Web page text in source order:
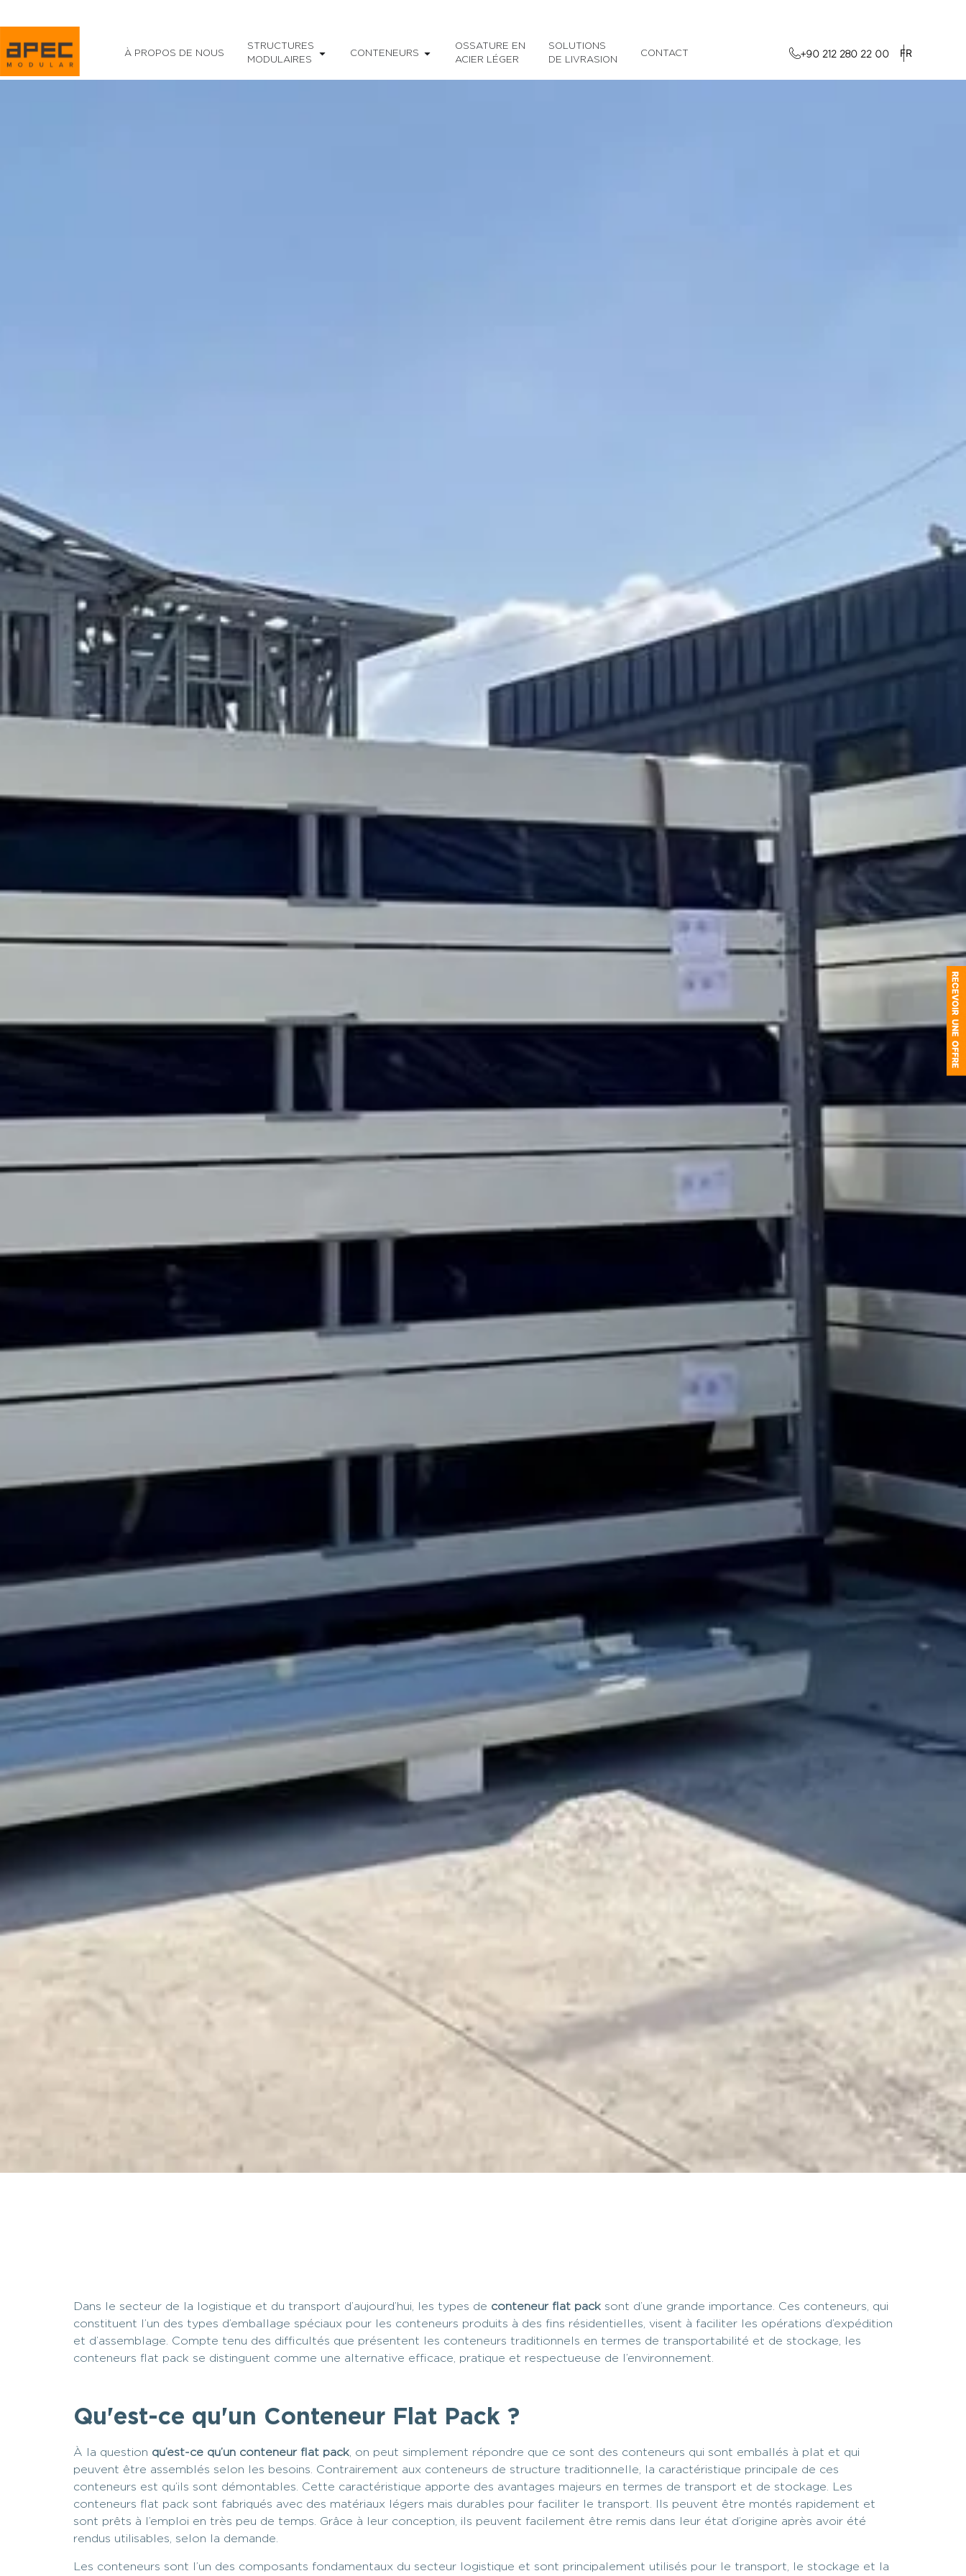
+90 212 280 22 00 FR
À PROPOS DE NOUS
STRUCTURES
MODULAIRES
CONTENEURS
OSSATURE EN
ACIER LÉGER
SOLUTIONS
DE LIVRASION
CONTACT
Dans le secteur de la logistique et du transport d’aujourd’hui, les types de conteneur flat pack sont d’une grande importance. Ces conteneurs, qui
constituent l’un des types d’emballage spéciaux pour les conteneurs produits à des fins résidentielles, visent à faciliter les opérations d’expédition
et d’assemblage. Compte tenu des difficultés que présentent les conteneurs traditionnels en termes de transportabilité et de stockage, les
conteneurs flat pack se distinguent comme une alternative efficace, pratique et respectueuse de l’environnement.
Qu'est-ce qu'un Conteneur Flat Pack ?
À la question qu’est-ce qu’un conteneur flat pack, on peut simplement répondre que ce sont des conteneurs qui sont emballés à plat et qui
peuvent être assemblés selon les besoins. Contrairement aux conteneurs de structure traditionnelle, la caractéristique principale de ces
conteneurs est qu’ils sont démontables. Cette caractéristique apporte des avantages majeurs en termes de transport et de stockage. Les
conteneurs flat pack sont fabriqués avec des matériaux légers mais durables pour faciliter le transport. Ils peuvent être montés rapidement et
sont prêts à l’emploi en très peu de temps. Grâce à leur conception, ils peuvent facilement être remis dans leur état d’origine après avoir été
rendus utilisables, selon la demande.
Les conteneurs sont l’un des composants fondamentaux du secteur logistique et sont principalement utilisés pour le transport, le stockage et la